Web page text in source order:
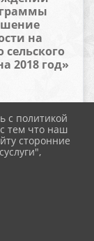
на
2018 год»
с политикой
тем что наш
сторонние